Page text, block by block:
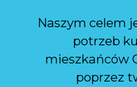
Naszym celem
potrzeb
mieszkańców
poprzez